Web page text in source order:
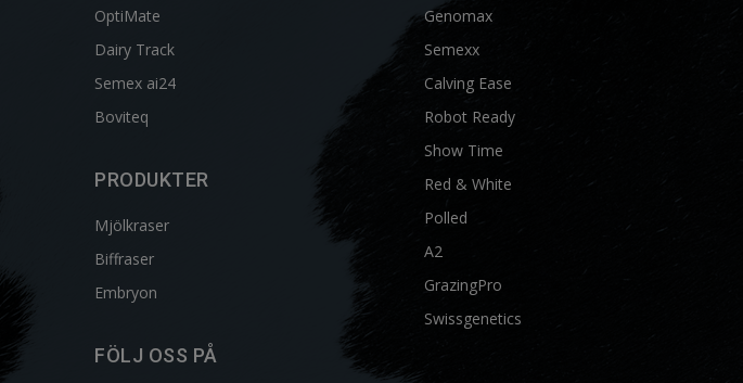
OptiMate
Dairy Track
Semex ai24
Boviteq
PRODUKTER
Mjölkraser
Biffraser
Embryon
FÖLJ OSS PÅ
Genomax
Semexx
Calving Ease
Robot Ready
Show Time
Red & White
Polled
A2
GrazingPro
Swissgenetics